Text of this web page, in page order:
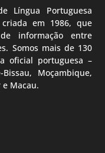
Língua Portuguesa
em 1986, que
informação entre
Somos mais de 130
oficial portuguesa –
Moçambique,
Macau.